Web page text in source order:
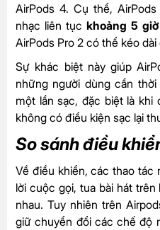
AirPods 4. Cụ thể,
nhạc liên tục khoảng 5
AirPods Pro 2 có thể kéo dài
Sự khác biệt này giúp
những người dùng cần
một lần sạc, đặc biệt là khi
không có điều kiện sạc lại
So sánh điều
Về điều khiển, các thao tác
lời cuộc gọi, tua bài hát
nhau. Tuy nhiên trên
giữ chuyển đổi các chế độ